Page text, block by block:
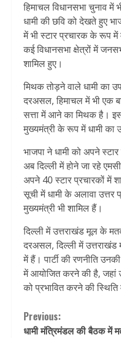
हिमाचल विधानसभा चुनाव में
धामी की छवि को देखते हुए
में भी स्टार प्रचारक के रूप में
कई विधानसभा क्षेत्रों में
शामिल हुए।
मिथक तोड़ने वाले धामी का
दरअसल, हिमाचल में भी एक
सत्ता में आने का मिथक है।
मुख्यमंत्री के रूप में धामी का
भाजपा ने धामी को अपने
अब दिल्ली में होने जा रहे
अपने 40 स्टार प्रचारकों में
सूची में धामी के अलावा उत्तर
मुख्यमंत्री भी शामिल हैं।
दिल्ली में उत्तराखंड मूल के
दरअसल, दिल्ली में
में हैं। पार्टी की रणनीति
में आयोजित करने की है, जहां
को प्रभावित करने की स्थिति
Continue
Previous:
धामी मंत्रिमंडल की बैठक में